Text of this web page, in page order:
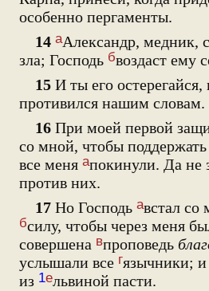
особенно пергаменты.
14 аАлександр, медник,
зла; Господь бвоздаст ему
15 И ты его
противился нашим словам.
16 При моей первой
со мной, чтобы
все меня апокинули. Да не
против них.
17 Но Господь австал со
бсилу, чтобы через меня
совершена впроповедь
услышали все гязычники;
из 1ельвиной пасти.